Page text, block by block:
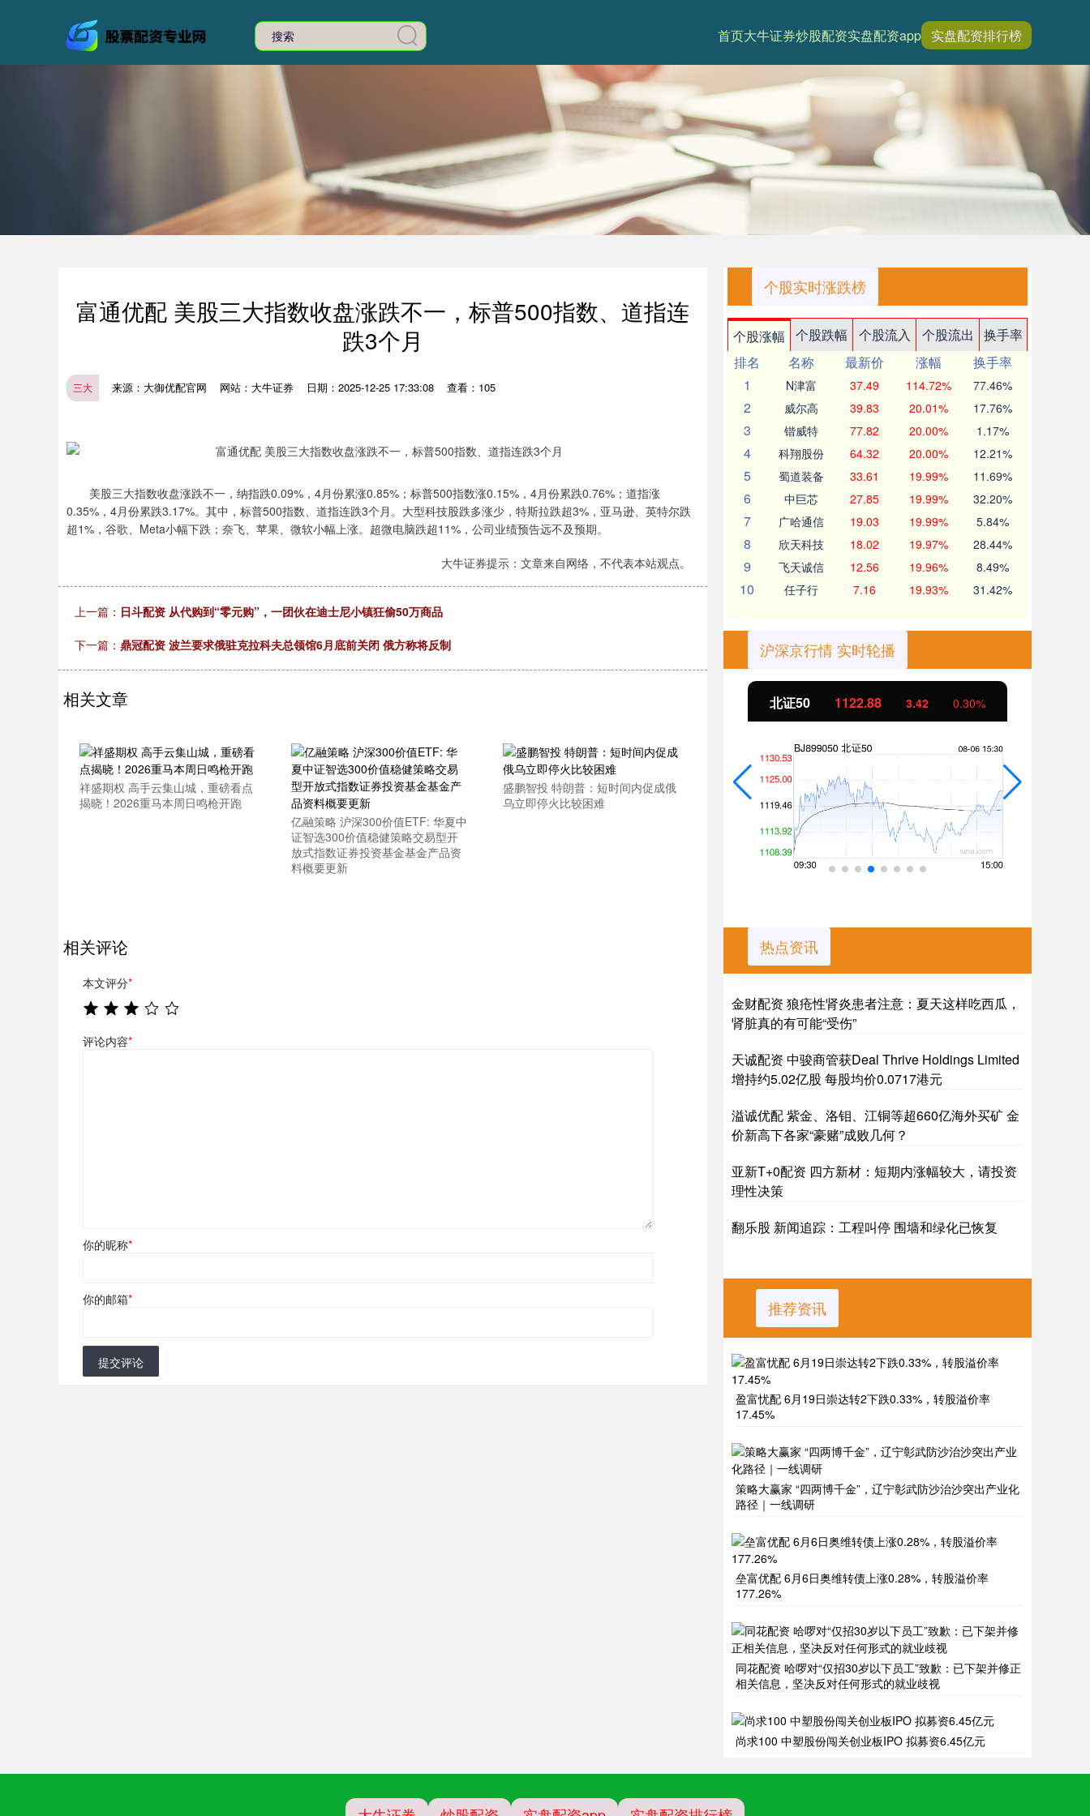
首页大牛证券炒股配资实盘配资app 实盘配资排行榜
富通优配 美股三大指数收盘涨跌不一，标普500指数、道指连
跌3个月
三大 来源：大御优配官网 网站：大牛证券 日期：2025-12-25 17:33:08 查看：105
美股三大指数收盘涨跌不一，纳指跌0.09%，4月份累涨0.85%；标普500指数涨0.15%，4月份累跌0.76%；道指涨
0.35%，4月份累跌3.17%。其中，标普500指数、道指连跌3个月。大型科技股跌多涨少，特斯拉跌超3%，亚马逊、英特尔跌
超1%，谷歌、Meta小幅下跌；奈飞、苹果、微软小幅上涨。超微电脑跌超11%，公司业绩预告远不及预期。
大牛证券提示：文章来自网络，不代表本站观点。
上一篇： 日斗配资 从代购到“零元购”，一团伙在迪士尼小镇狂偷50万商品
下一篇： 鼎冠配资 波兰要求俄驻克拉科夫总领馆6月底前关闭 俄方称将反制
相关文章
祥盛期权 高手云集山城，重磅看点
揭晓！2026重马本周日鸣枪开跑
亿融策略 沪深300价值ETF: 华夏中
证智选300价值稳健策略交易型开
放式指数证券投资基金基金产品资
料概要更新
盛鹏智投 特朗普：短时间内促成俄
乌立即停火比较困难
相关评论
本文评分*
评论内容*
你的昵称*
你的邮箱*
提交评论
个股实时涨跌榜
个股涨幅 个股跌幅 个股流入 个股流出
换手率
排名
名称 最新价 涨幅
换手率
1
N津富 37.49 114.72% 77.46%
2 威尔高 39.83 20.01% 17.76%
3 锴威特 77.82 20.00% 1.17%
4 科翔股份 64.32 20.00% 12.21%
5 蜀道装备 33.61 19.99% 11.69%
6 中巨芯 27.85 19.99% 32.20%
7 广哈通信 19.03 19.99% 5.84%
8 欣天科技 18.02 19.97% 28.44%
9 飞天诚信 12.56 19.96% 8.49%
10 任子行 7.16 19.93% 31.42%
沪深京行情 实时轮播
0.57% 北证50 1122.88 3.42 0.30%
热点资讯
金财配资 狼疮性肾炎患者注意：夏天这样吃西瓜，
肾脏真的有可能“受伤”
天诚配资 中骏商管获Deal Thrive Holdings Limited
增持约5.02亿股 每股均价0.0717港元
溢诚优配 紫金、洛钼、江铜等超660亿海外买矿 金
价新高下各家“豪赌”成败几何？
亚新T+0配资 四方新材：短期内涨幅较大，请投资
理性决策
翻乐股 新闻追踪：工程叫停 围墙和绿化已恢复
推荐资讯
盈富忧配 6月19日崇达转2下跌0.33%，转股溢价率
17.45%
策略大赢家 “四两博千金”，辽宁彰武防沙治沙突出产业化
路径｜一线调研
垒富优配 6月6日奥维转债上涨0.28%，转股溢价率
177.26%
同花配资 哈啰对“仅招30岁以下员工”致歉：已下架并修正
相关信息，坚决反对任何形式的就业歧视
尚求100 中塑股份闯关创业板IPO 拟募资6.45亿元